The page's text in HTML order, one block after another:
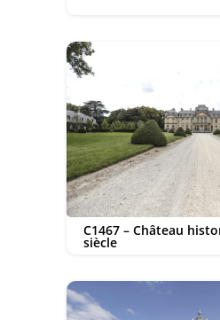
C1467 – Château
siècle